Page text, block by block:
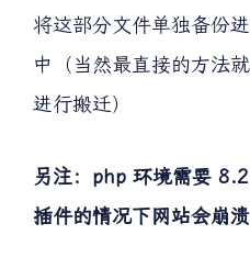
将这部分文件单独备份
中（当然最直接的方法
进行搬迁）
另注：php 环境需要
插件的情况下网站会崩溃